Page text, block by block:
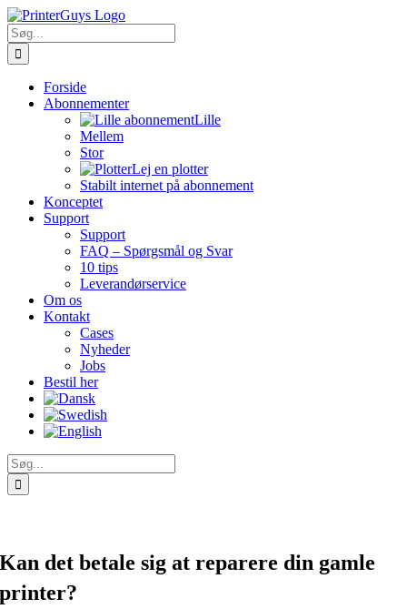
Skip
to
content
Søg
efter:
Forside
Abonnementer
Lille
Mellem
Stor
Lej en plotter
Stabilt internet på abonnement
Konceptet
Support
Support
FAQ – Spørgsmål og Svar
10 tips
Leverandørservice
Om os
Kontakt
Cases
Nyheder
Jobs
Bestil her
Søg
efter:
Kan det betale sig at reparere din gamle
printer?